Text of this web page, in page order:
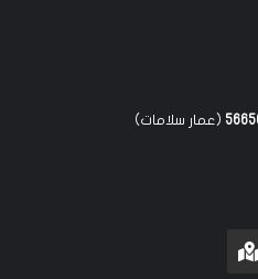
(عمار سلامات)
Google